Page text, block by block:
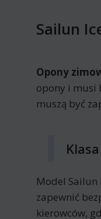
Sailun
Opony
opony i musi
muszą być
Model Sailun
zapewnić
kierowców,